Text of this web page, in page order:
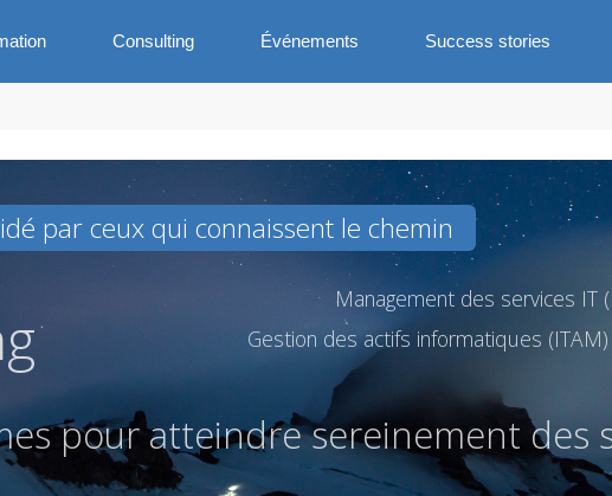
Consulting Événements Success stories
espouratteindresereinement des
Management des services IT
Gestion des actifs informatiques (ITAM)
par ceux qui connaissent le chemin